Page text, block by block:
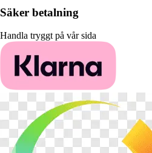
Säker betalning
Handla tryggt på vår sida